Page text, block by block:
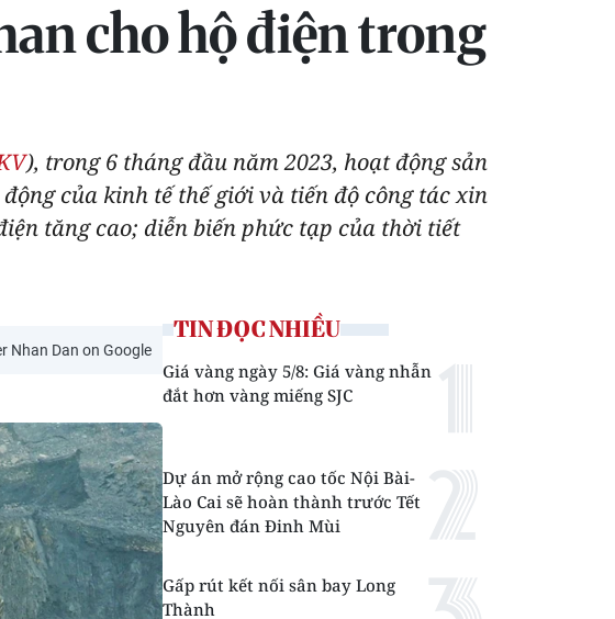
cho hộ điện trong
), trong 6 tháng đầu năm 2023, hoạt động sản
của kinh tế thế giới và tiến độ công tác xin
tăng cao; diễn biến phức tạp của thời tiết
Nhan Dan on Google
TIN ĐỌC NHIỀU
Giá vàng ngày 5/8: Giá vàng nhẫn
đắt hơn vàng miếng SJC
Dự án mở rộng cao tốc Nội Bài-
Lào Cai sẽ hoàn thành trước Tết
Nguyên đán Đinh Mùi
Gấp rút kết nối sân bay Long
Thành